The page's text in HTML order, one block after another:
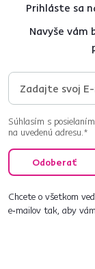
Prihláste sa
Navyše vám
Súhlasím s
na uvedenú adresu.*
Odoberať
Chcete o všetkom
e‑mailov tak, aby